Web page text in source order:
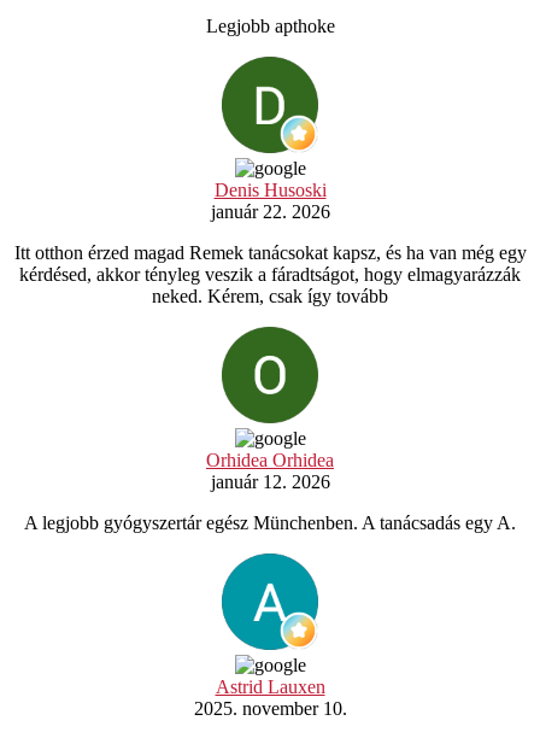
Legjobb apthoke
Denis Husoski
január 22. 2026
Itt otthon érzed magad Remek tanácsokat kapsz, és ha van még egy
kérdésed, akkor tényleg veszik a fáradtságot, hogy elmagyarázzák
neked. Kérem, csak így tovább
Orhidea Orhidea
január 12. 2026
A legjobb gyógyszertár egész Münchenben. A tanácsadás egy A.
Astrid Lauxen
2025. november 10.